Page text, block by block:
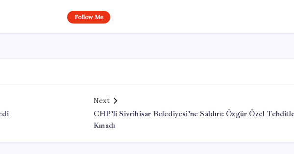
Follow Me
Next
CHP’li Sivrihisar Belediyesi’ne Saldırı: Özgür Özel
Kınadı